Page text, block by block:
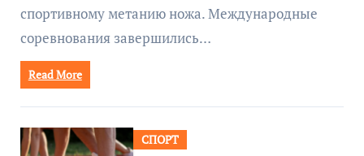
спортивному метанию ножа. Международные
соревнования завершились…
Read More
СПОРТ